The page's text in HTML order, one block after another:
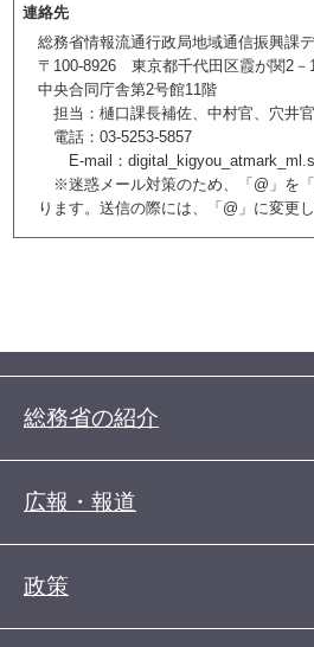
連絡先
総務省情報流通行政局地域通信振興課
〒100-8926 東京都千代田区霞が関2－
中央合同庁舎第2号館11階
担当：樋口課長補佐、中村官、穴井官
電話：03-5253-5857
E-mail：
※迷惑メール対策のため、「@」を
ります。送信の際には、「@」に変更し
総務省の紹介
広報・報道
政策